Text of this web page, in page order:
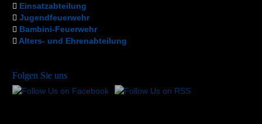
Einsatzabteilung
Jugendfeuerwehr
Bambini-Feuerwehr
Alters- und Ehrenabteilung
Folgen Sie uns